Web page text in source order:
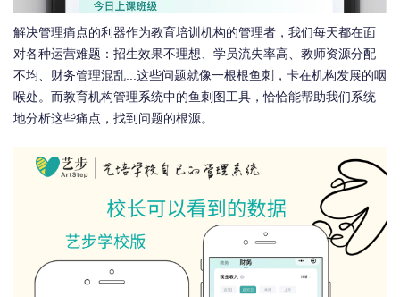
解决管理痛点的利器作为教育培训机构的管理者，我们每天都在面
对各种运营难题：招生效果不理想、学员流失率高、教师资源分配
不均、财务管理混乱...这些问题就像一根根鱼刺，卡在机构发展的咽
喉处。而教育机构管理系统中的鱼刺图工具，恰恰能帮助我们系统
地分析这些痛点，找到问题的根源。